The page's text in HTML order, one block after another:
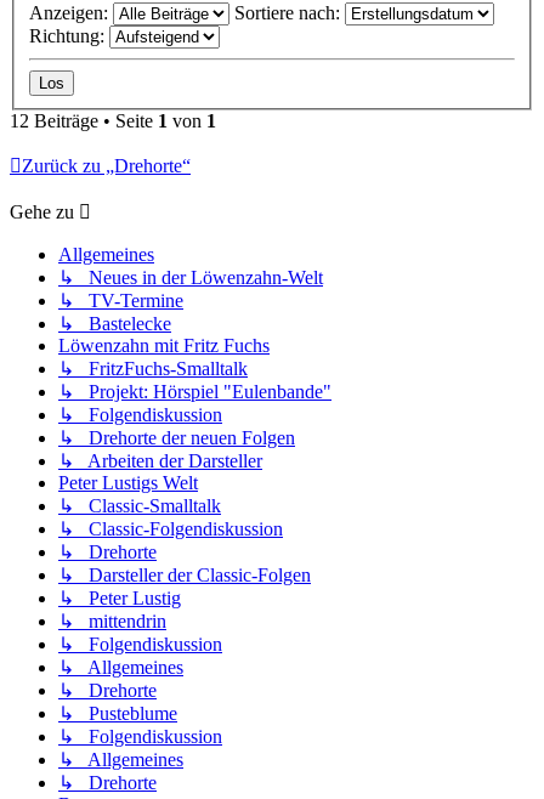
Anzeigen:
Sortiere nach:
Richtung:
12 Beiträge • Seite 1 von 1
Zurück zu „Drehorte“
Gehe zu
Allgemeines
↳ Neues in der Löwenzahn-Welt
↳ TV-Termine
↳ Bastelecke
Löwenzahn mit Fritz Fuchs
↳ FritzFuchs-Smalltalk
↳ Projekt: Hörspiel "Eulenbande"
↳ Folgendiskussion
↳ Drehorte der neuen Folgen
↳ Arbeiten der Darsteller
Peter Lustigs Welt
↳ Classic-Smalltalk
↳ Classic-Folgendiskussion
↳ Drehorte
↳ Darsteller der Classic-Folgen
↳ Peter Lustig
↳ mittendrin
↳ Folgendiskussion
↳ Allgemeines
↳ Drehorte
↳ Pusteblume
↳ Folgendiskussion
↳ Allgemeines
↳ Drehorte